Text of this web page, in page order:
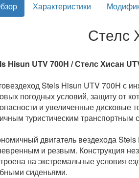
Характеристики
Стелс
Hisun UTV 700H / Стелс Хисан
Stels Hisun UTV 700H с
погодных условий, защиту от
и увеличенные дисковые
туристическим транспортным
двигатель вездехода
и резвым. Конструкция
на экстремальные условия
сиденьями.